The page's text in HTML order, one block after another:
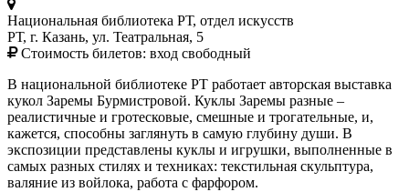
Национальная библиотека РТ, отдел искусств
РТ, г. Казань, ул. Театральная, 5
Стоимость билетов: вход свободный
В национальной библиотеке РТ работает авторская выставка
кукол Заремы Бурмистровой. Куклы Заремы разные –
реалистичные и гротесковые, смешные и трогательные, и,
кажется, способны заглянуть в самую глубину души. В
экспозиции представлены куклы и игрушки, выполненные в
самых разных стилях и техниках: текстильная скульптура,
валяние из войлока, работа с фарфором.